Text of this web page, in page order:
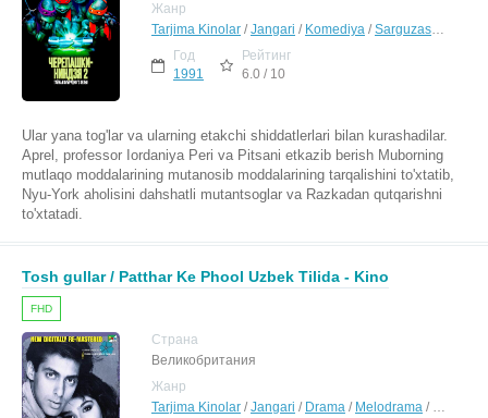
Жанр
Tarjima Kinolar /Jangari / Komediya /Sarguzasht /
Год
1991
Рейтинг
6.0 / 10
Ular yana tog'lar va ularning etakchi shiddatlerlari bilan kurashadilar.
Aprel, professor Iordaniya Peri va Pitsani etkazib berish Muborning
mutlaqo moddalarining mutanosib moddalarining tarqalishini to'xtatib,
Nyu-York aholisini dahshatli mutantsoglar va Razkadan qutqarishni
to'xtatadi.
Tosh gullar / Patthar Ke Phool Uzbek Tilida - Kino
FHD
Страна
Великобритания
Жанр
Tarjima Kinolar /Jangari / Drama / Melodrama / Hind